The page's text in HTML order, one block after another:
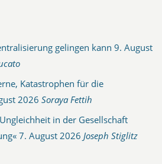
gelingen kann 9. August
Katastrophen für die
2026 Soraya Fettih
in der Gesellschaft
7. August 2026 Joseph Stiglitz